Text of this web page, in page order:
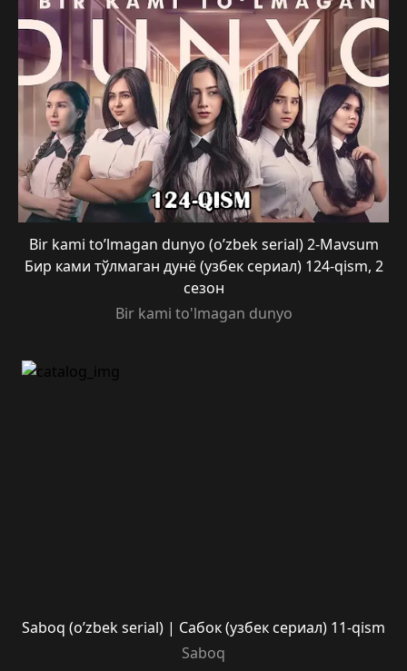
Bir kami to’lmagan dunyo (o’zbek serial) 2-Mavsum
Бир ками тўлмаган дунё (узбек сериал) 124-qism, 2
сезон
Bir kami to'lmagan dunyo
Saboq (o’zbek serial) | Сабок (узбек сериал) 11-qism
Saboq